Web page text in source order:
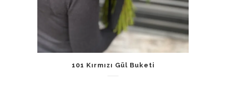
101 Kırmızı Gül Buketi